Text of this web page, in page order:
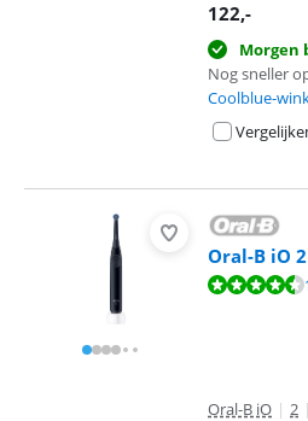
122,-
Morgen
Nog sneller
Coolblue-
Oral-B iO
Beoordeling is 9,3 van de 10, gebaseerd
Oral-B iO | 2 |